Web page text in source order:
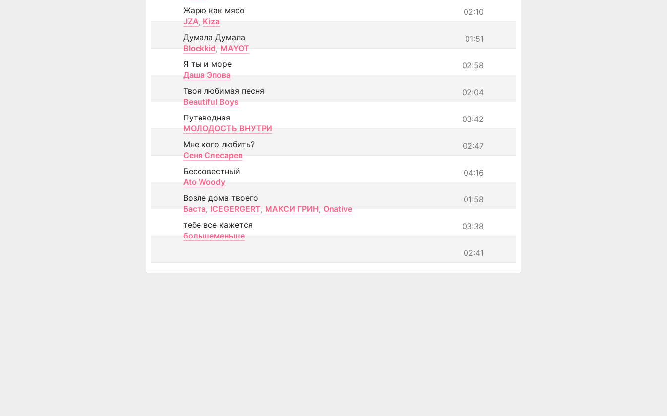
02:10
Жарю как мясо
JZA, Kiza
01:51
Думала Думала
Blockkid, MAYOT
02:58
Я ты и море
Даша Эпова
02:04
Твоя любимая песня
Beautiful Boys
03:42
Путеводная
МОЛОДОСТЬ ВНУТРИ
02:47
Мне кого любить?
Сеня Слесарев
04:16
Бессовестный
Ato Woody
01:58
Возле дома твоего
Баста, ICEGERGERT, МАКСИ ГРИН, Onative
03:38
тебе все кажется
большеменьше
02:41